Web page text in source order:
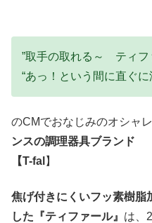
”取手の取れる～ ティフ
“あっ！という間に直ぐ
のCMでおなじみのオシャ
ンスの調理器具ブランド
【T-fal 】
焦げ付きにくいフッ素樹脂
した『ティファール』 は、